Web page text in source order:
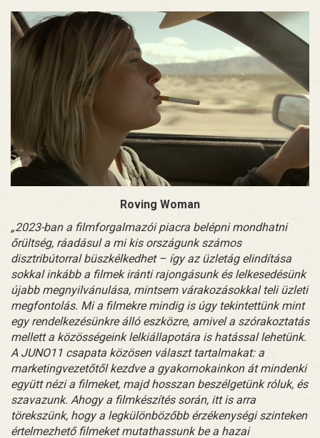
Roving Woman
„2023-ban a filmforgalmazói piacra belépni mondhatni
őrültség, ráadásul a mi kis országunk számos
disztribútorral büszkélkedhet – így az üzletág elindítása
sokkal inkább a filmek iránti rajongásunk és lelkesedésünk
újabb megnyilvánulása, mintsem várakozásokkal teli üzleti
megfontolás. Mi a filmekre mindig is úgy tekintettünk mint
egy rendelkezésünkre álló eszközre, amivel a szórakoztatás
mellett a közösségeink lelkiállapotára is hatással lehetünk.
A JUNO11 csapata közösen választ tartalmakat: a
marketingvezetőtől kezdve a gyakornokainkon át mindenki
együtt nézi a filmeket, majd hosszan beszélgetünk róluk, és
szavazunk. Ahogy a filmkészítés során, itt is arra
törekszünk, hogy a legkülönbözőbb érzékenységi szinteken
értelmezhető filmeket mutathassunk be a hazai